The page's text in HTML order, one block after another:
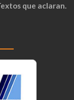
que aclaran.